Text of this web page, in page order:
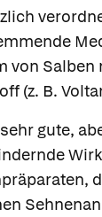
von Salben
(z. B.
gute,